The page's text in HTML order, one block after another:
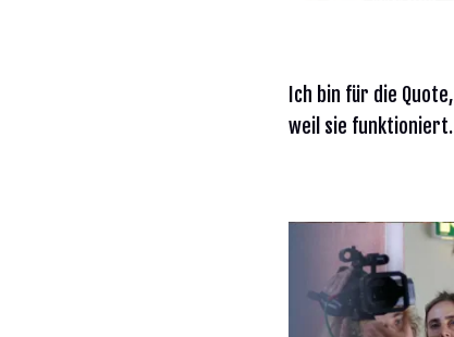
Ich bin für die Quote,
weil sie funktioniert.